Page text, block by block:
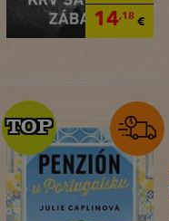
14,18€
TOP
TOP